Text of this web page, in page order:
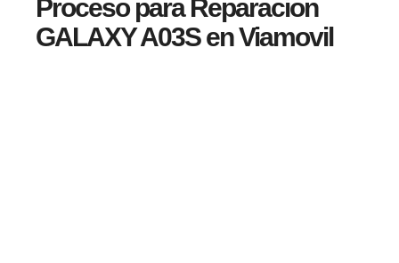
Proceso para Reparacion
GALAXY A03S en Viamovil